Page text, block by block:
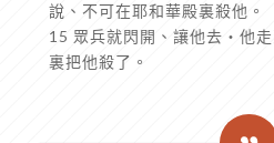
說、不可在耶和華殿裏殺他。
15 眾兵就閃開、讓他去‧他
裏把他殺了。